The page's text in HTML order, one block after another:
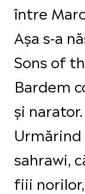
între
Așa s-a
Sons of
Bardem
și narator.
sahrawi,
fiii